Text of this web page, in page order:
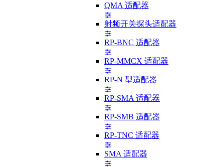
QMA 适配器
射频开关探头适配器
RP-BNC 适配器
RP-MMCX 适配器
RP-N 型适配器
RP-SMA 适配器
RP-SMB 适配器
RP-TNC 适配器
SMA 适配器